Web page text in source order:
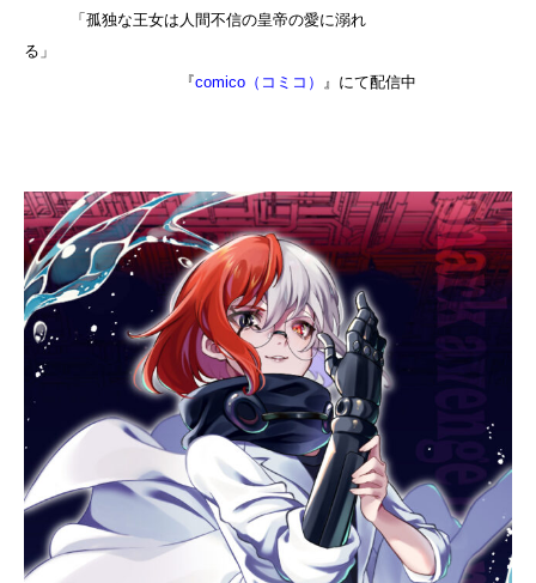
「孤独な王女は人間不信の皇帝の愛に溺れ
る」
『comico（コミコ） 』にて配信中